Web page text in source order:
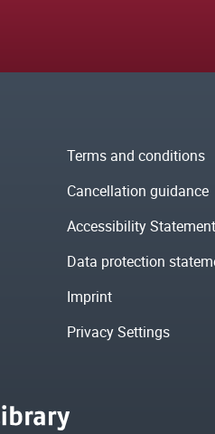
Terms and conditions
Cancellation guidance
Accessibility Statement
Data protection
Imprint
Privacy Settings